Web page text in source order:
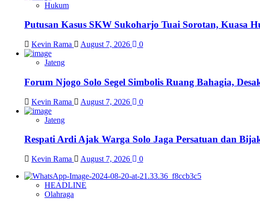
Hukum
Putusan Kasus SKW Sukoharjo Tuai Sorotan, Kuasa
Kevin Rama August 7, 2026 0
Jateng
Forum Njogo Solo Segel Simbolis Ruang Bahagia,
Kevin Rama August 7, 2026 0
Jateng
Respati Ardi Ajak Warga Solo Jaga Persatuan dan
Kevin Rama August 7, 2026 0
HEADLINE
Olahraga